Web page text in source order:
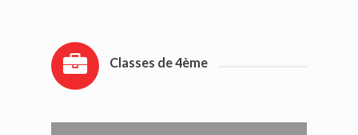
Classes de 4ème